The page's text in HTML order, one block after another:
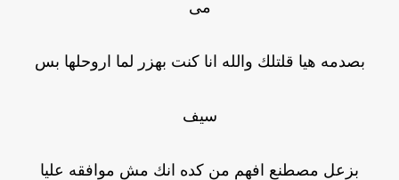
مى
بصدمه هيا قلتلك والله انا كنت بهزر لما اروحلها بس
سيف
بزعل مصطنع افهم من كده انك مش موافقه عليا